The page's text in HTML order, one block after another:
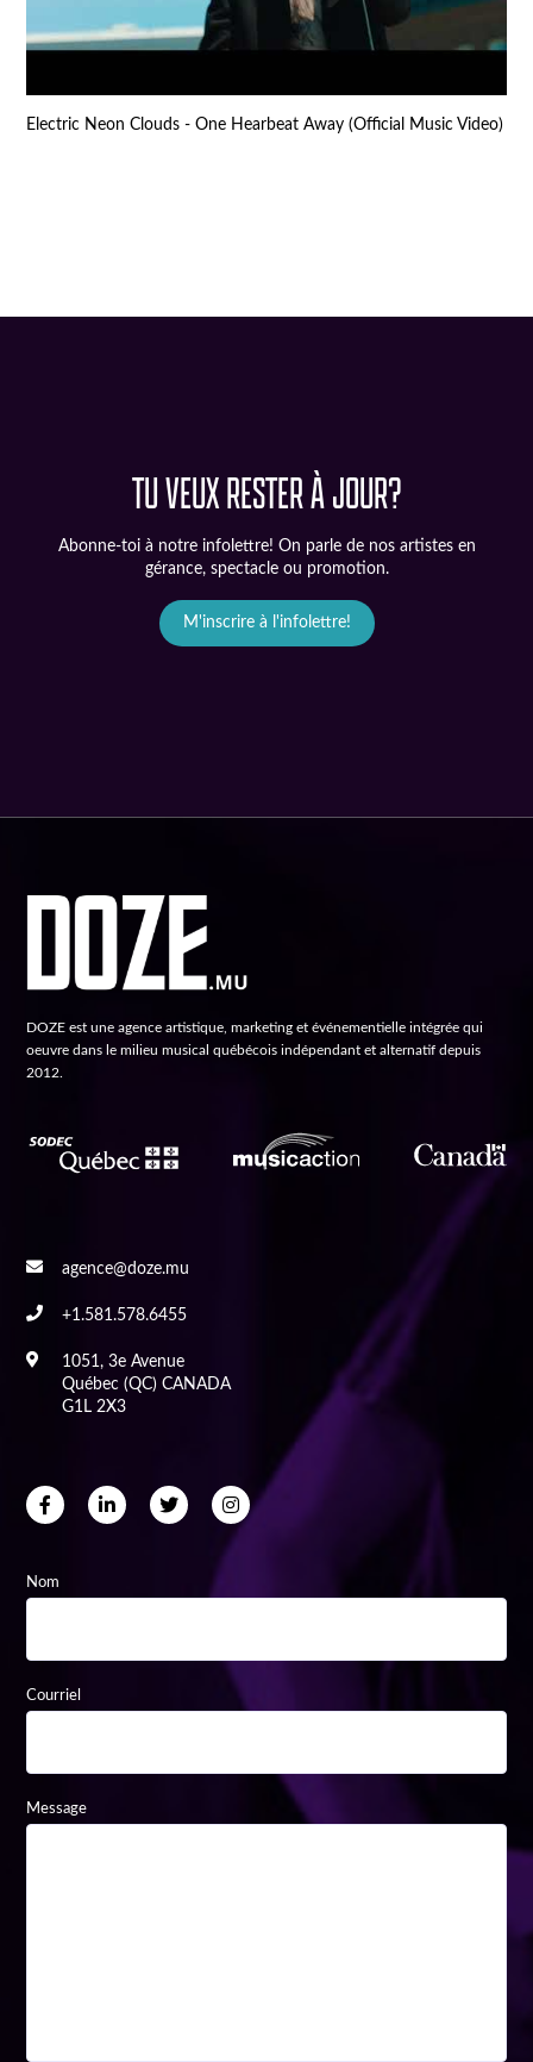
Electric Neon Clouds - One Hearbeat Away (Official Music Video)
TU VEUX RESTER À JOUR?
Abonne-toi à notre infolettre! On parle de nos artistes en
gérance, spectacle ou promotion.
M'inscrire à l'infolettre!
DOZE est une agence artistique, marketing et événementielle intégrée qui
oeuvre dans le milieu musical québécois indépendant et alternatif depuis
2012.
agence@doze.mu
+1.581.578.6455
1051, 3e Avenue
Québec (QC) CANADA
G1L 2X3
Nom
Courriel
Message